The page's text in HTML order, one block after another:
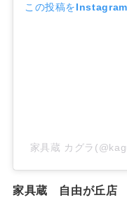
この投稿を
家具蔵 カグラ
家具蔵 自由が丘店